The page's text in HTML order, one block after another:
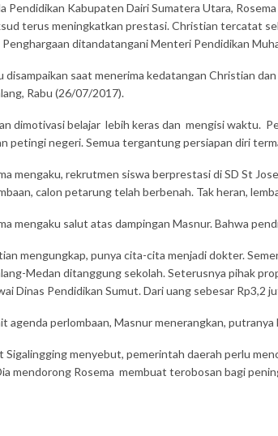
Pendidikan Kabupaten Dairi Sumatera Utara,
terus meningkatkan prestasi. Christian tercatat
Penghargaan ditandatangani Menteri Pendidikan
disampaikan saat menerima kedatangan Christian
Rabu (26/07/2017).
dimotivasi belajar lebih keras dan mengisi waktu.
petingi negeri. Semua tergantung persiapan diri
mengaku, rekrutmen siswa berprestasi di SD St
calon petarung telah berbenah. Tak heran,
mengaku salut atas dampingan Masnur. Bahwa
mengungkap, punya cita-cita menjadi dokter.
Medan ditanggung sekolah. Seterusnya pihak
Dinas Pendidikan Sumut. Dari uang sebesar Rp3,2
agenda perlombaan, Masnur menerangkan,
Sigalingging menyebut, pemerintah daerah perlu
mendorong Rosema membuat terobosan bagi